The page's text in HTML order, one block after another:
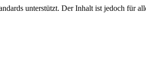
unterstützt. Der Inhalt ist jedoch für